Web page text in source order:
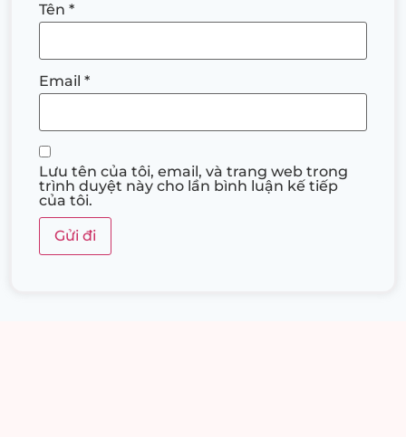
Tên *
Email *
Lưu tên của tôi, email, và trang web trong
trình duyệt này cho lần bình luận kế tiếp
của tôi.